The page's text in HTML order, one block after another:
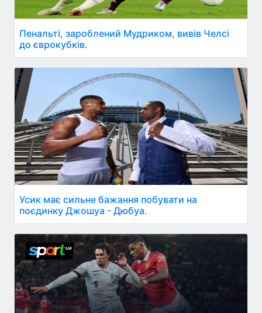
Пенальті, зароблений Мудриком, вивів Челсі
до єврокубків.
Усик має сильне бажання побувати на
поєдинку Джошуа - Дюбуа.